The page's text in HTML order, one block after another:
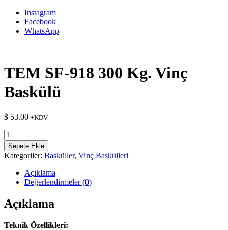
Instagram
Facebook
WhatsApp
TEM SF-918 300 Kg. Vinç
Baskülü
$ 53.00 +KDV
TEM
SF-
918
300
Vinç
Baskülü
adet
Sepete Ekle
Kategoriler: Basküller, Vinç Baskülleri
Açıklama
Değerlendirmeler (0)
Açıklama
Teknik Özellikleri: